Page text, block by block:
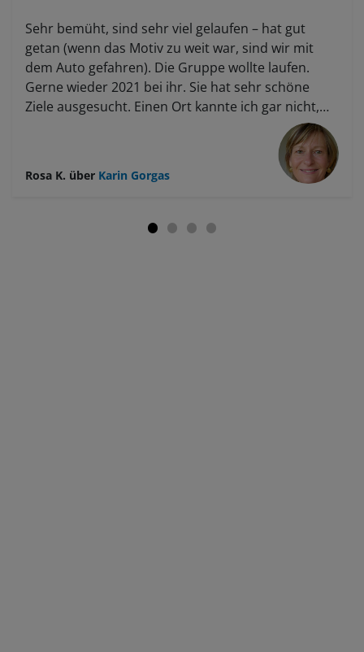
Sehr bemüht, sind sehr viel gelaufen – hat gut
getan (wenn das Motiv zu weit war, sind wir mit
dem Auto gefahren). Die Gruppe wollte laufen.
Gerne wieder 2021 bei ihr. Sie hat sehr schöne
Ziele ausgesucht. Einen Ort kannte ich gar nicht,
obwohl ich Würzburgerin bin. Sie ist sehr auf uns
eingegangen. Habe viel gelernt. Sie hat viel Ahnung
und bringt es mit Freude rüber. Es waren alle
zufrieden. Man kann nur loben.
Rosa K. über Karin Gorgas